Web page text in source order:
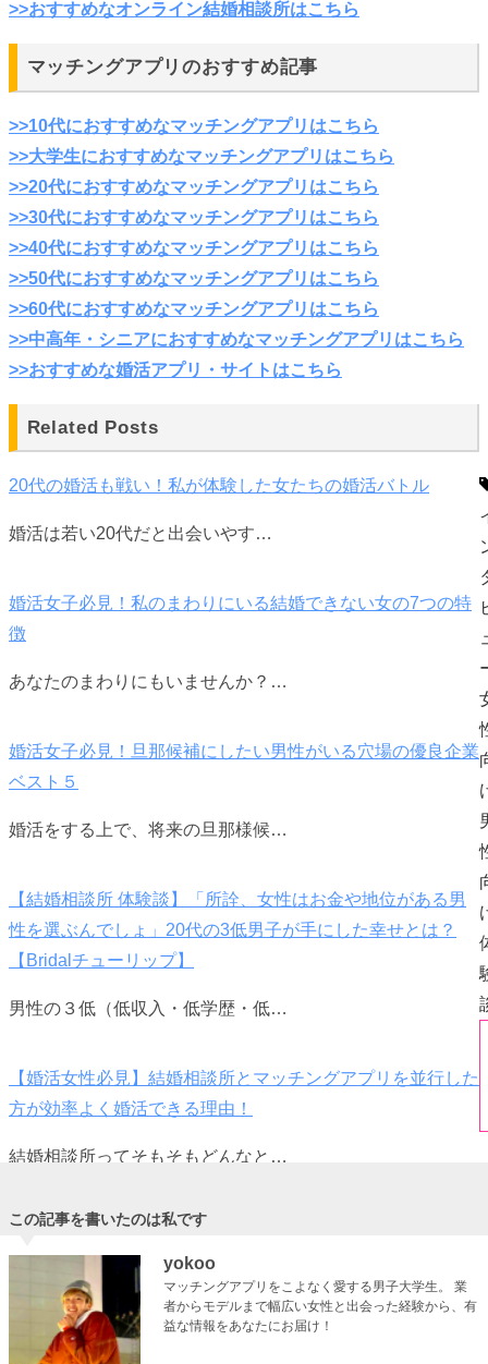
>>おすすめなオンライン結婚相談所はこちら
マッチングアプリのおすすめ記事
>>10代におすすめなマッチングアプリはこちら
>>大学生におすすめなマッチングアプリはこちら
>>20代におすすめなマッチングアプリはこちら
>>30代におすすめなマッチングアプリはこちら
>>40代におすすめなマッチングアプリはこちら
>>50代におすすめなマッチングアプリはこちら
>>60代におすすめなマッチングアプリはこちら
>>中高年・シニアにおすすめなマッチングアプリはこちら
>>おすすめな婚活アプリ・サイトはこちら
Related Posts
20代の婚活も戦い！私が体験した女たちの婚活バトル
婚活は若い20代だと出会いやす…
婚活女子必見！私のまわりにいる結婚できない女の7つの特
徴
あなたのまわりにもいませんか？…
婚活女子必見！旦那候補にしたい男性がいる穴場の優良企業
ベスト５
婚活をする上で、将来の旦那様候…
【結婚相談所 体験談】「所詮、女性はお金や地位がある男
性を選ぶんでしょ」20代の3低男子が手にした幸せとは？
【Bridalチューリップ】
男性の３低（低収入・低学歴・低…
【婚活女性必見】結婚相談所とマッチングアプリを並行した
方が効率よく婚活できる理由！
結婚相談所ってそもそもどんなと…
この記事を書いたのは私です
yokoo
マッチングアプリをこよなく愛する男子大学生。 業
者からモデルまで幅広い女性と出会った経験から、有
益な情報をあなたにお届け！